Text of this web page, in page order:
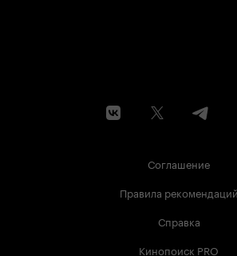
Соглашение
Правила рекомендаций
Справка
Кинопоиск PRO